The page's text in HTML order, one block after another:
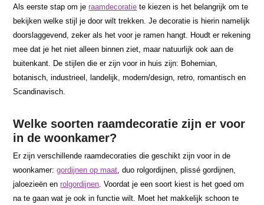
Als eerste stap om jeraamdecoratie te kiezen is het belangrijk om te
bekijken welke stijl je door wilt trekken. Je decoratie is hierin namelijk
doorslaggevend, zeker als het voor je ramen hangt. Houdt er rekening
mee dat je het niet alleen binnen ziet, maar natuurlijk ook aan de
buitenkant. De stijlen die er zijn voor in huis zijn: Bohemian,
botanisch, industrieel, landelijk, modern/design, retro, romantisch en
Scandinavisch.
Welke soorten raamdecoratie zijn er voor
in de woonkamer?
Er zijn verschillende raamdecoraties die geschikt zijn voor in de
woonkamer:gordijnen op maat , duo rolgordijnen, plissé gordijnen,
jaloezieën enrolgordijnen . Voordat je een soort kiest is het goed om
na te gaan wat je ook in functie wilt. Moet het makkelijk schoon te